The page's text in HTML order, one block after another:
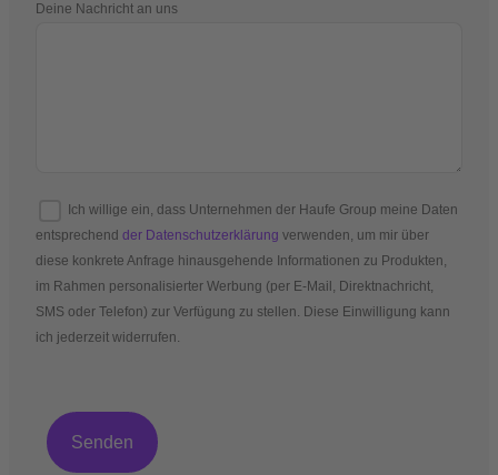
Deine Nachricht an uns
Ich willige ein, dass Unternehmen der Haufe Group meine Daten
entsprechend der Datenschutzerklärung verwenden, um mir über
diese konkrete Anfrage hinausgehende Informationen zu Produkten,
im Rahmen personalisierter Werbung (per E-Mail, Direktnachricht,
SMS oder Telefon) zur Verfügung zu stellen. Diese Einwilligung kann
ich jederzeit widerrufen.